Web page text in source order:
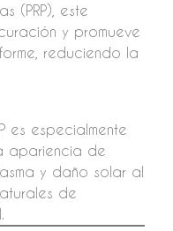
(PRP), este
y promueve
reduciendo la
es especialmente
apariencia de
y daño solar al
de